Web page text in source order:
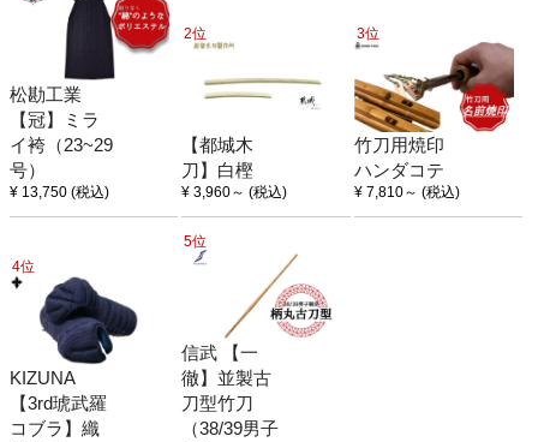
松勘工業
【冠】ミラ
イ袴（23~29
号）
¥ 13,750 (税込)
2位
【都城木
刀】白樫
¥ 3,960～ (税込)
3位
竹刀用焼印
ハンダコテ
¥ 7,810～ (税込)
4位
KIZUNA
【3rd琥武羅
コブラ】織
5位
信武 【一
徹】並製古
刀型竹刀
（38/39男子